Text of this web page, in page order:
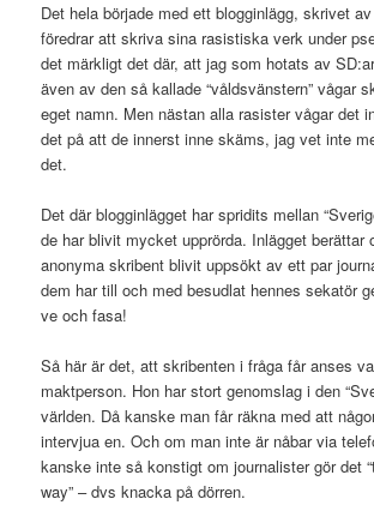
Det hela började med ett blogginlägg, skrivet
föredrar att skriva sina rasistiska verk under
det märkligt det där, att jag som hotats av
även av den så kallade “våldsvänstern” vågar
eget namn. Men nästan alla rasister vågar det
det på att de innerst inne skäms, jag vet inte
det.
Det där blogginlägget har spridits mellan
de har blivit mycket upprörda. Inlägget berättar
anonyma skribent blivit uppsökt av ett par
dem har till och med besudlat hennes sekatör
ve och fasa!
Så här är det, att skribenten i fråga får anses
maktperson. Hon har stort genomslag i den
världen. Då kanske man får räkna med att
intervjua en. Och om man inte är nåbar via
kanske inte så konstigt om journalister gör det
way” – dvs knacka på dörren.